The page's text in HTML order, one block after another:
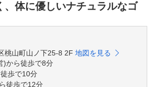
体に優しいナチュラルなゴ
桃山町山ノ下25-8 2F 地図を見る
)から徒歩で8分
歩で10分
徒歩で12分